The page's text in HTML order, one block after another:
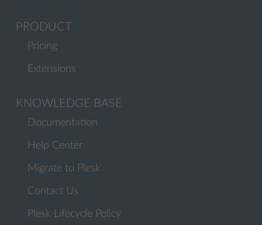
PRODUCT
Pricing
Extensions
KNOWLEDGE BASE
Documentation
Help Center
Migrate to Plesk
Contact Us
Plesk Lifecycle Policy